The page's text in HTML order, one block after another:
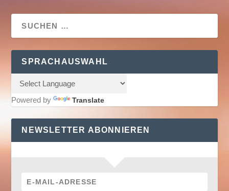
SPRACHAUSWAHL
Powered by Translate
NEWSLETTER ABONNIEREN